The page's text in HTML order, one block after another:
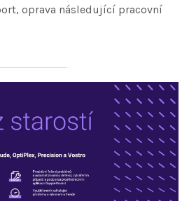
oprava následující pracovní